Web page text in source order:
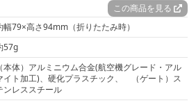
この商品を見る
幅79×高さ94mm（折りたたみ時）
57g
（本体）アルミニウム合金(航空機グレード・アル
イト加工)、硬化プラスチック、 （ゲート）ス
ンレススチール